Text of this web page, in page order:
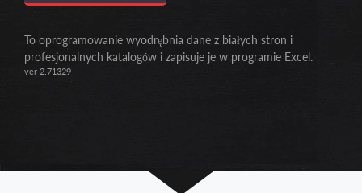
To oprogramowanie wyodrębnia dane z białych stron i
profesjonalnych katalogów i zapisuje je w programie Excel.
ver 2.71329